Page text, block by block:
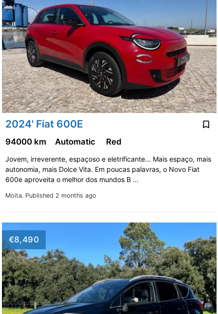
2024' Fiat 600E
Moita. Published 2 months ago
94000 km Automatic Red
Jovem, irreverente, espaçoso e eletrificante... Mais espaço, mais
autonomia, mais Dolce Vita. Em poucas palavras, o Novo Fiat
600e aproveita o melhor dos mundos B …
€8,490